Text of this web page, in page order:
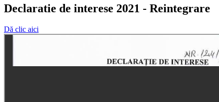
Declaratie de interese 2021 - Reintegrare
Dă clic aici